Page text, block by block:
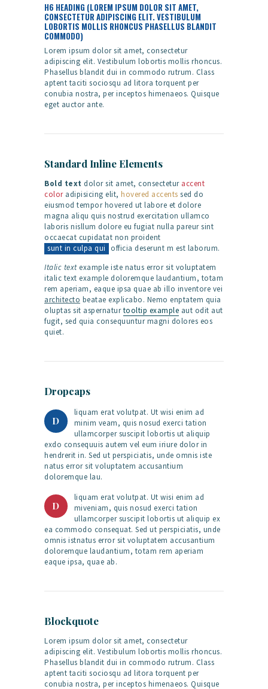
H6 HEADING (LOREM IPSUM DOLOR SIT AMET,
CONSECTETUR ADIPISCING ELIT. VESTIBULUM
LOBORTIS MOLLIS RHONCUS PHASELLUS BLANDIT
COMMODO)
Lorem ipsum dolor sit amet, consectetur
adipiscing elit. Vestibulum lobortis mollis rhoncus.
Phasellus blandit dui in commodo rutrum. Class
aptent taciti sociosqu ad litora torquent per
conubia nostra, per inceptos himenaeos. Quisque
eget auctor ante.
Standard Inline Elements
Bold text dolor sit amet, consectetur accent
coloradipisicing elit, hovered accents sed do
eiusmod tempor hovered ut labore et dolore
magna aliqu quis nostrud exercitation ullamco
laboris nisllum dolore eu fugiat nulla pareur sint
occaecat cupidatat non proident
sunt in culpa qui officia deserunt m est laborum.
Italic textexample iste natus error sit voluptatem
italic text example doloremque laudantium, totam
rem aperiam, eaque ipsa quae ab illo inventore vei
architecto beatae explicabo. Nemo enptatem quia
oluptas sit aspernaturtooltip example aut odit aut
fugit, sed quia consequuntur magni dolores eos
quiet.
Dropcaps
D
liquam erat volutpat. Ut wisi enim ad
minim veam, quis nosud exerci tation
ullamcorper suscipit lobortis ut aliquip
exdo consequuis autem vel eum iriure dolor in
hendrerit in. Sed ut perspiciatis, unde omnis iste
natus error sit voluptatem accusantium
doloremque lau.
D
liquam erat volutpat. Ut wisi enim ad
miveniam, quis nosud exerci tation
ullamcorper suscipit lobortis ut aliquip ex
ea commodo consequat. Sed ut perspiciatis, unde
omnis istnatus error sit voluptatem accusantium
doloremque laudantium, totam rem aperiam
eaque ipsa, quae ab.
Blockquote
Lorem ipsum dolor sit amet, consectetur
adipiscing elit. Vestibulum lobortis mollis rhoncus.
Phasellus blandit dui in commodo rutrum. Class
aptent taciti sociosqu ad litora torquent per
conubia nostra, per inceptos himenaeos. Quisque